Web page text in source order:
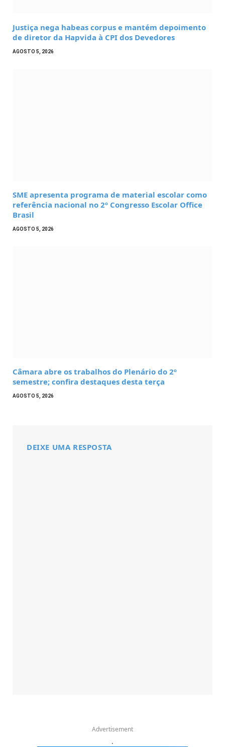
Justiça nega habeas corpus e mantém depoimento
de diretor da Hapvida à CPI dos Devedores
AGOSTO 5, 2026
SME apresenta programa de material escolar como
referência nacional no 2º Congresso Escolar Office
Brasil
AGOSTO 5, 2026
Câmara abre os trabalhos do Plenário do 2º
semestre; confira destaques desta terça
AGOSTO 5, 2026
DEIXE UMA RESPOSTA
Advertisement
.